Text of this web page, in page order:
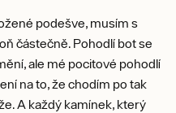
podešve, musím s
částečně. Pohodlí bot se
ale mé pocitové pohodlí
na to, že chodím po tak
A každý kamínek, který